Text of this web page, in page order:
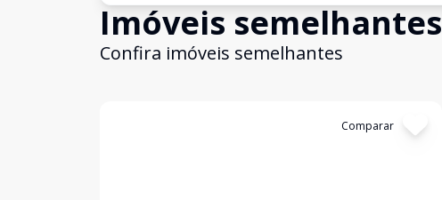
Imóveis semelhantes
Confira imóveis semelhantes
Comparar